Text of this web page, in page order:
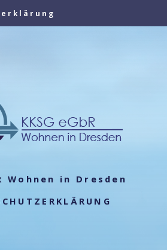
Wohnen in Dresden